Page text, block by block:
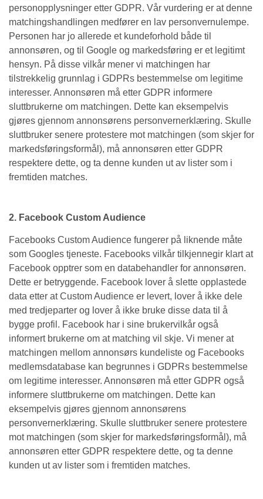
personopplysninger etter GDPR. Vår vurdering er at denne
matchingshandlingen medfører en lav personvernulempe.
Personen har jo allerede et kundeforhold både til
annonsøren, og til Google og markedsføring er et legitimt
hensyn. På disse vilkår mener vi matchingen har
tilstrekkelig grunnlag i GDPRs bestemmelse om legitime
interesser. Annonsøren må etter GDPR informere
sluttbrukerne om matchingen. Dette kan eksempelvis
gjøres gjennom annonsørens personvernerklæring. Skulle
sluttbruker senere protestere mot matchingen (som skjer for
markedsføringsformål), må annonsøren etter GDPR
respektere dette, og ta denne kunden ut av lister som i
fremtiden matches.
2. Facebook Custom Audience
Facebooks Custom Audience fungerer på liknende måte
som Googles tjeneste. Facebooks vilkår tilkjennegir klart at
Facebook opptrer som en databehandler for annonsøren.
Dette er betryggende. Facebook lover å slette opplastede
data etter at Custom Audience er levert, lover å ikke dele
med tredjeparter og lover å ikke bruke disse data til å
bygge profil. Facebook har i sine brukervilkår også
informert brukerne om at matching vil skje. Vi mener at
matchingen mellom annonsørs kundeliste og Facebooks
medlemsdatabase kan begrunnes i GDPRs bestemmelse
om legitime interesser. Annonsøren må etter GDPR også
informere sluttbrukerne om matchingen. Dette kan
eksempelvis gjøres gjennom annonsørens
personvernerklæring. Skulle sluttbruker senere protestere
mot matchingen (som skjer for markedsføringsformål), må
annonsøren etter GDPR respektere dette, og ta denne
kunden ut av lister som i fremtiden matches.